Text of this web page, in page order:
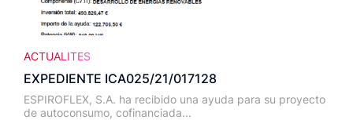
ACTUALITES
EXPEDIENTE ICA025/21/017128
ESPIROFLEX, S.A. ha recibido una ayuda para su proyecto
de autoconsumo, cofinanciada...